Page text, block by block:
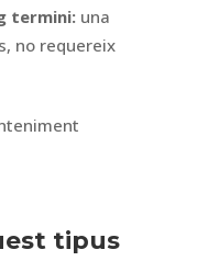
termini:una
no requereix
tipus